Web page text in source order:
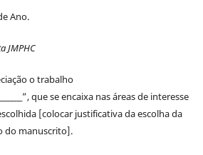
Ano.
JMPHC
o trabalho
que se encaixa nas áreas de interesse
[colocar justificativa da escolha da
do manuscrito].